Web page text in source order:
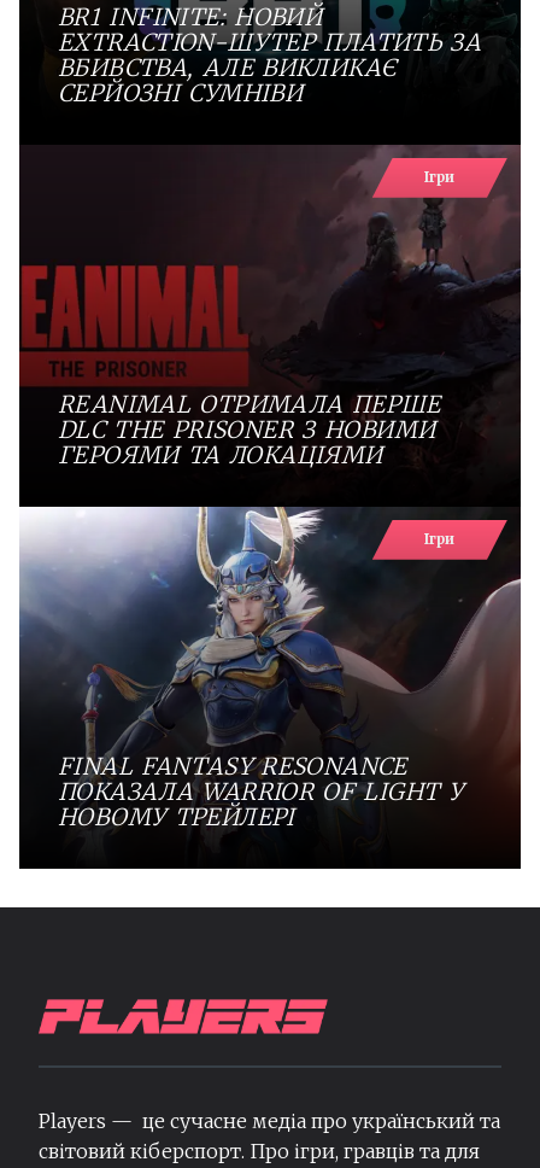
BR1 INFINITE: НОВИЙ
EXTRACTION-ШУТЕР ПЛАТИТЬ ЗА
ВБИВСТВА, АЛЕ ВИКЛИКАЄ
СЕРЙОЗНІ СУМНІВИ
Ігри
REANIMAL ОТРИМАЛА ПЕРШЕ
DLC THE PRISONER З НОВИМИ
ГЕРОЯМИ ТА ЛОКАЦІЯМИ
Ігри
FINAL FANTASY RESONANCE
ПОКАЗАЛА WARRIOR OF LIGHT У
НОВОМУ ТРЕЙЛЕРІ
Players — це сучасне медіа про український та
світовий кіберспорт. Про ігри, гравців та для